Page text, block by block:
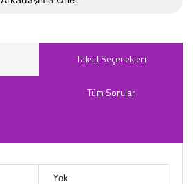
Taksit Seçenekleri
Tüm Sorular
Yok